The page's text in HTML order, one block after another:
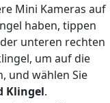
Mini Kameras auf
haben, tippen
unteren rechten
um auf die
und wählen Sie
Klingel.